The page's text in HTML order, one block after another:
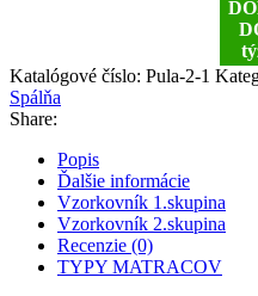
Katalógové číslo: Pula-2-1
Spálňa
Share:
Popis
Ďalšie informácie
Vzorkovník 1.skupina
Vzorkovník 2.skupina
Recenzie (0)
TYPY MATRACOV